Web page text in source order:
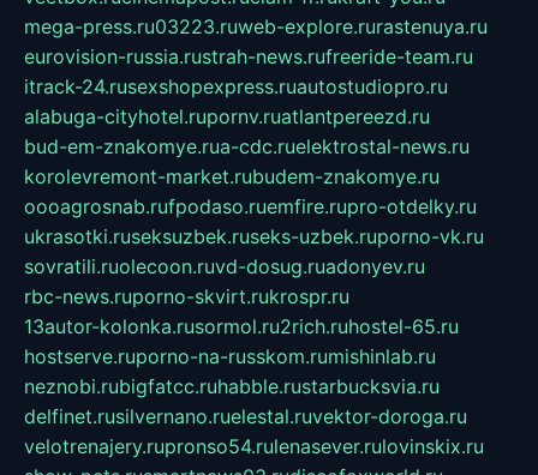
mega-press.ru03223.ruweb-explore.rurastenuya.ru
eurovision-russia.rustrah-news.rufreeride-team.ru
itrack-24.rusexshopexpress.ruautostudiopro.ru
alabuga-cityhotel.rupornv.ruatlantpereezd.ru
bud-em-znakomye.rua-cdc.ruelektrostal-news.ru
korolevremont-market.rubudem-znakomye.ru
oooagrosnab.rufpodaso.ruemfire.rupro-otdelky.ru
ukrasotki.ruseksuzbek.ruseks-uzbek.ruporno-vk.ru
sovratili.ruolecoon.ruvd-dosug.ruadonyev.ru
rbc-news.ruporno-skvirt.rukrospr.ru
13autor-kolonka.rusormol.ru2rich.ruhostel-65.ru
hostserve.ruporno-na-russkom.rumishinlab.ru
neznobi.rubigfatcc.ruhabble.rustarbucksvia.ru
delfinet.rusilvernano.ruelestal.ruvektor-doroga.ru
velotrenajery.rupronso54.rulenasever.rulovinskix.ru